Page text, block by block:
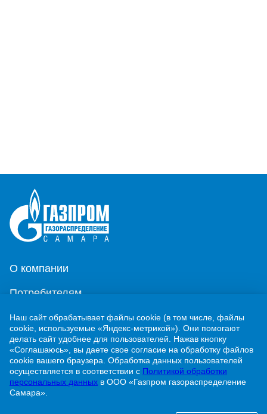
О компании
Потребителям
Новости
Контакты
Учебно-методический центр
г. Жигулевск, ул. Никитинская, 1
Наш сайт обрабатывает файлы cookie (в том числе, файлы
cookie, используемые «Яндекс-метрикой»). Они помогают
делать сайт удобнее для пользователей. Нажав кнопку
«Соглашаюсь», вы даете свое согласие на обработку файлов
cookie вашего браузера. Обработка данных пользователей
осуществляется в соответствии с Политикой обработки
персональных данных в ООО «Газпром газораспределение
Самара».